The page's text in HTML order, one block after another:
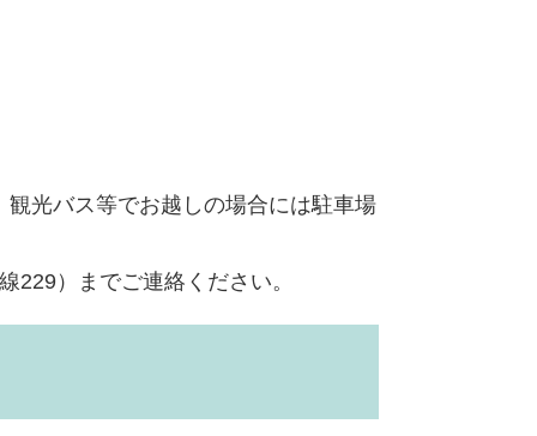
光バス等でお越しの場合には駐車場
）までご連絡ください。